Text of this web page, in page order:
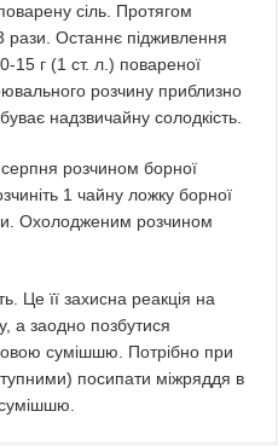
сіль. Протягом
рази. Останнє підживлення
15 г (1 ст. л.) повареної
розчину приблизно
надзвичайну солодкість.
розчином борної
1 чайну ложку борної
Охолодженим розчином
Це її захисна реакція на
а заодно позбутися
сумішшю. Потрібно при
посипати міжряддя в